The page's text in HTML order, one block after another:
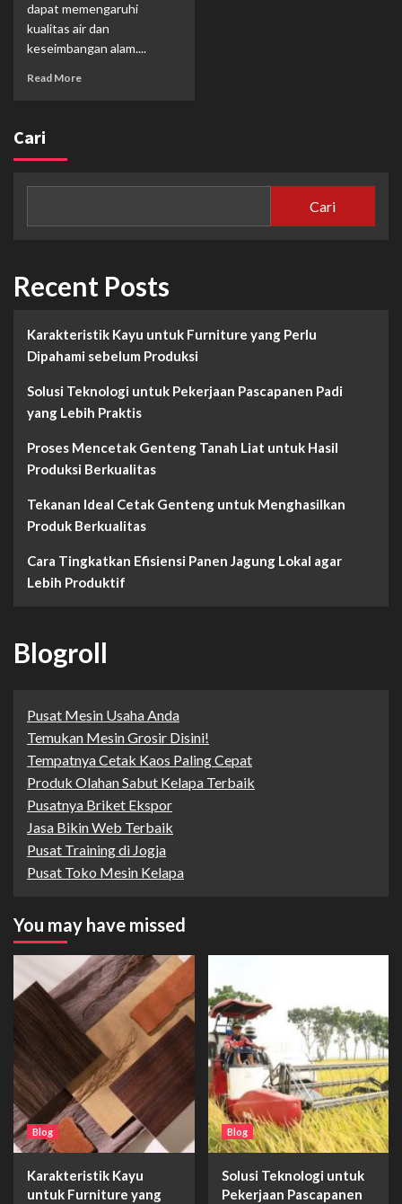
dapat memengaruhi
kualitas air dan
keseimbangan alam....
Read More
Cari
Cari
Recent Posts
Karakteristik Kayu untuk Furniture yang Perlu
Dipahami sebelum Produksi
Solusi Teknologi untuk Pekerjaan Pascapanen Padi
yang Lebih Praktis
Proses Mencetak Genteng Tanah Liat untuk Hasil
Produksi Berkualitas
Tekanan Ideal Cetak Genteng untuk Menghasilkan
Produk Berkualitas
Cara Tingkatkan Efisiensi Panen Jagung Lokal agar
Lebih Produktif
Blogroll
Pusat Mesin Usaha Anda
Temukan Mesin Grosir Disini!
Tempatnya Cetak Kaos Paling Cepat
Produk Olahan Sabut Kelapa Terbaik
Pusatnya Briket Ekspor
Jasa Bikin Web Terbaik
Pusat Training di Jogja
Pusat Toko Mesin Kelapa
You may have missed
Blog
Karakteristik Kayu
untuk Furniture yang
Blog
Solusi Teknologi untuk
Pekerjaan Pascapanen